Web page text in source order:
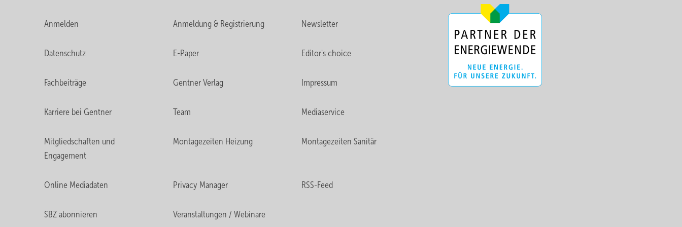
Anmelden Anmeldung & Registrierung Newsletter
Datenschutz E-Paper Editor's choice
Fachbeiträge Gentner Verlag Impressum
Karriere bei Gentner Team Mediaservice
Mitgliedschaften und
Engagement
Montagezeiten Heizung Montagezeiten Sanitär
Online Mediadaten Privacy Manager RSS-Feed
SBZ abonnieren Veranstaltungen / Webinare